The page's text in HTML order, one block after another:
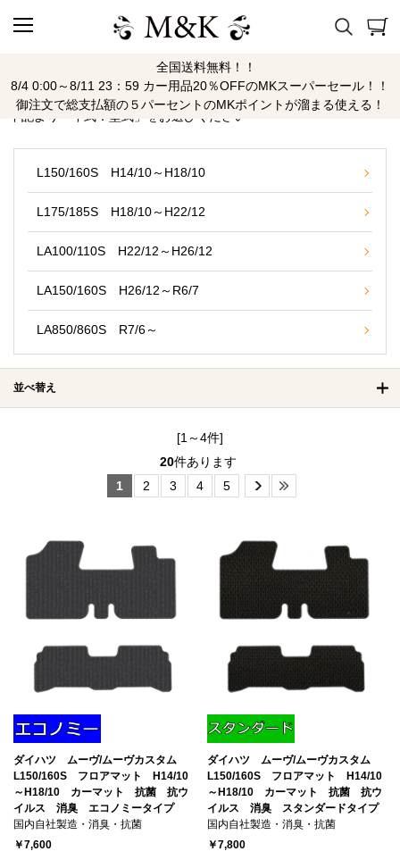
全国送料無料！！
8/4 0:00～8/11 23：59 カー用品20％OFFのMKスーパーセール！！
御注文で総支払額の５パーセントのMKポイントが溜まる使える！
ムーヴ/ムーヴカスタム
下記より「年式：型式」をお選びください
L150/160S H14/10～H18/10
L175/185S H18/10～H22/12
LA100/110S H22/12～H26/12
LA150/160S H26/12～R6/7
LA850/860S R7/6～
並べ替え
[1～4件]
20件あります
1
2 3 4 5
ダイハツ ムーヴ/ムーヴカスタム
L150/160S フロアマット H14/10
～H18/10 カーマット 抗菌 抗ウ
イルス 消臭 エコノミータイプ
国内自社製造・消臭・抗菌
￥7,600
ダイハツ ムーヴ/ムーヴカスタム
L150/160S フロアマット H14/10
～H18/10 カーマット 抗菌 抗ウ
イルス 消臭 スタンダードタイプ
国内自社製造・消臭・抗菌
￥7,800